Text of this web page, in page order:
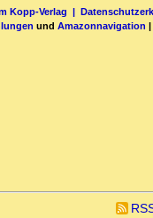
Kopp-Verlag |
und Amazonnavigation |